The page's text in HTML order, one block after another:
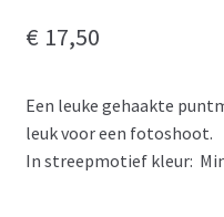
€ 17,50
Een leuke gehaakte
leuk voor een fotoshoot.
In streepmotief kleur: